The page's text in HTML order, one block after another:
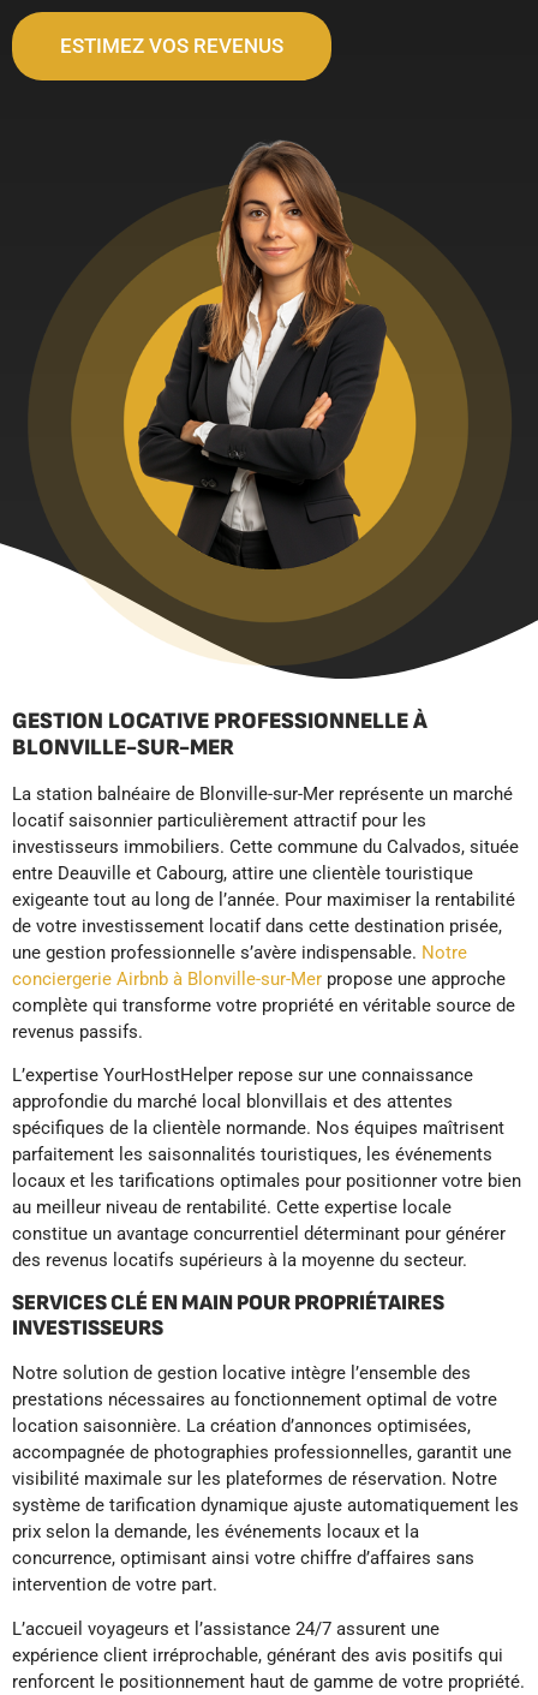
ESTIMEZ VOS REVENUS
GESTION LOCATIVE PROFESSIONNELLE À
BLONVILLE-SUR-MER
La station balnéaire de Blonville-sur-Mer représente un marché
locatif saisonnier particulièrement attractif pour les
investisseurs immobiliers. Cette commune du Calvados, située
entre Deauville et Cabourg, attire une clientèle touristique
exigeante tout au long de l’année. Pour maximiser la rentabilité
de votre investissement locatif dans cette destination prisée,
une gestion professionnelle s’avère indispensable. Notre
conciergerie Airbnb à Blonville-sur-Mer propose une approche
complète qui transforme votre propriété en véritable source de
revenus passifs.
L’expertise YourHostHelper repose sur une connaissance
approfondie du marché local blonvillais et des attentes
spécifiques de la clientèle normande. Nos équipes maîtrisent
parfaitement les saisonnalités touristiques, les événements
locaux et les tarifications optimales pour positionner votre bien
au meilleur niveau de rentabilité. Cette expertise locale
constitue un avantage concurrentiel déterminant pour générer
des revenus locatifs supérieurs à la moyenne du secteur.
SERVICES CLÉ EN MAIN POUR PROPRIÉTAIRES
INVESTISSEURS
Notre solution de gestion locative intègre l’ensemble des
prestations nécessaires au fonctionnement optimal de votre
location saisonnière. La création d’annonces optimisées,
accompagnée de photographies professionnelles, garantit une
visibilité maximale sur les plateformes de réservation. Notre
système de tarification dynamique ajuste automatiquement les
prix selon la demande, les événements locaux et la
concurrence, optimisant ainsi votre chiffre d’affaires sans
intervention de votre part.
L’accueil voyageurs et l’assistance 24/7 assurent une
expérience client irréprochable, générant des avis positifs qui
renforcent le positionnement haut de gamme de votre propriété.